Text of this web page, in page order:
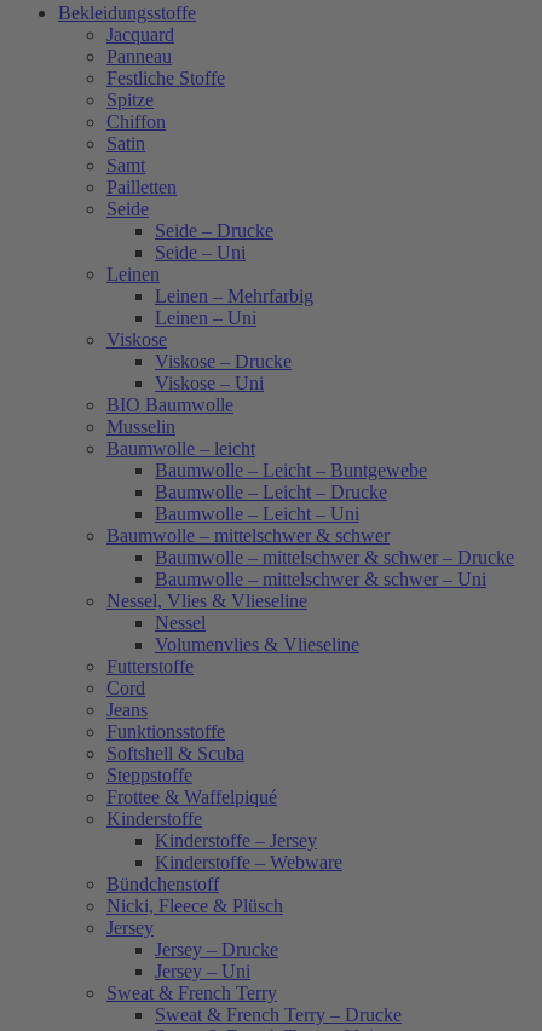
Bekleidungsstoffe
Jacquard
Panneau
Festliche Stoffe
Spitze
Chiffon
Satin
Samt
Pailletten
Seide
Seide – Drucke
Seide – Uni
Leinen
Leinen – Mehrfarbig
Leinen – Uni
Viskose
Viskose – Drucke
Viskose – Uni
BIO Baumwolle
Musselin
Baumwolle – leicht
Baumwolle – Leicht – Buntgewebe
Baumwolle – Leicht – Drucke
Baumwolle – Leicht – Uni
Baumwolle – mittelschwer & schwer
Baumwolle – mittelschwer & schwer – Drucke
Baumwolle – mittelschwer & schwer – Uni
Nessel, Vlies & Vlieseline
Nessel
Volumenvlies & Vlieseline
Futterstoffe
Cord
Jeans
Funktionsstoffe
Softshell & Scuba
Steppstoffe
Frottee & Waffelpiqué
Kinderstoffe
Kinderstoffe – Jersey
Kinderstoffe – Webware
Bündchenstoff
Nicki, Fleece & Plüsch
Jersey
Jersey – Drucke
Jersey – Uni
Sweat & French Terry
Sweat & French Terry – Drucke